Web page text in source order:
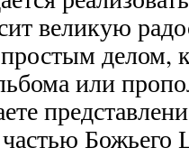
великую
делом,
или
Божьего